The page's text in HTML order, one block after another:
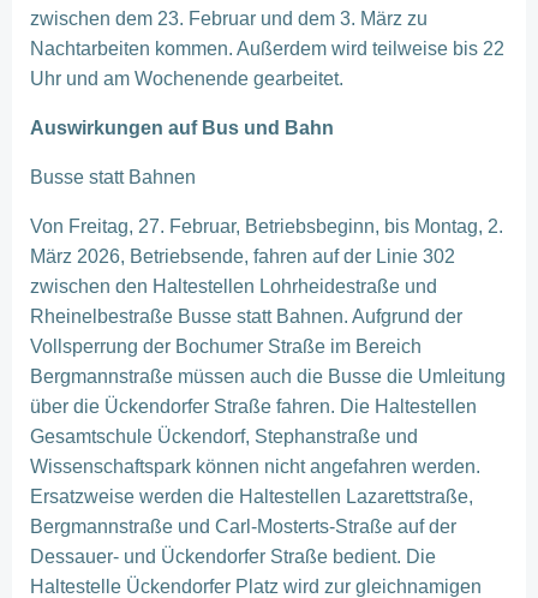
zwischen dem 23. Februar und dem 3. März zu
Nachtarbeiten kommen. Außerdem wird teilweise bis 22
Uhr und am Wochenende gearbeitet.
Auswirkungen auf Bus und Bahn
Busse statt Bahnen
Von Freitag, 27. Februar, Betriebsbeginn, bis Montag, 2.
März 2026, Betriebsende, fahren auf der Linie 302
zwischen den Haltestellen Lohrheidestraße und
Rheinelbestraße Busse statt Bahnen. Aufgrund der
Vollsperrung der Bochumer Straße im Bereich
Bergmannstraße müssen auch die Busse die Umleitung
über die Ückendorfer Straße fahren. Die Haltestellen
Gesamtschule Ückendorf, Stephanstraße und
Wissenschaftspark können nicht angefahren werden.
Ersatzweise werden die Haltestellen Lazarettstraße,
Bergmannstraße und Carl-Mosterts-Straße auf der
Dessauer- und Ückendorfer Straße bedient. Die
Haltestelle Ückendorfer Platz wird zur gleichnamigen